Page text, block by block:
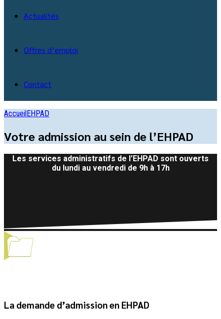
Actualités
Offres d’emploi
Contact
AccueilEHPAD
Votre admission au sein de l’EHPAD
Les services administratifs de l’EHPAD sont ouverts
du lundi au vendredi de 9h à 17h
La demande d’admission en EHPAD